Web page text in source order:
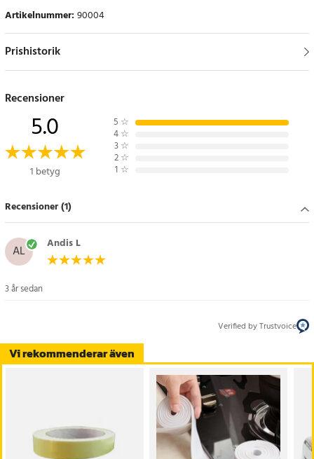
Artikelnummer:90004
Prishistorik
Vi rekommenderar även
Recensioner
5.0
1 betyg
5 ☆
4 ☆
3 ☆
2 ☆
1 ☆
Recensioner (1)
AL Andis L
3 år sedan
Verified by Trustvoice